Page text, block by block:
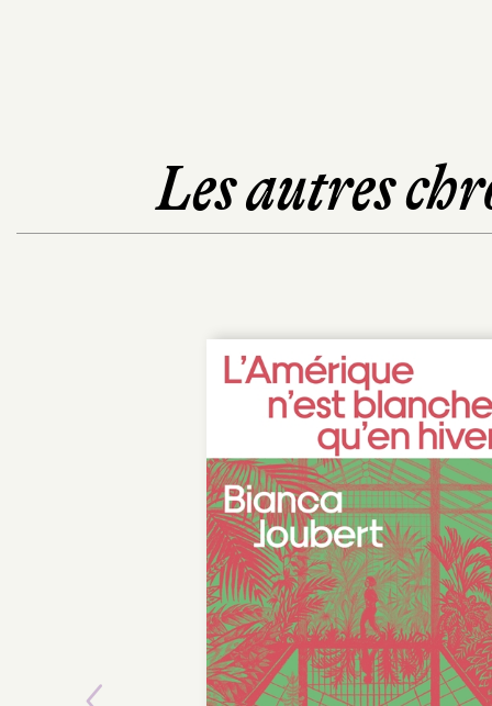
Les autres